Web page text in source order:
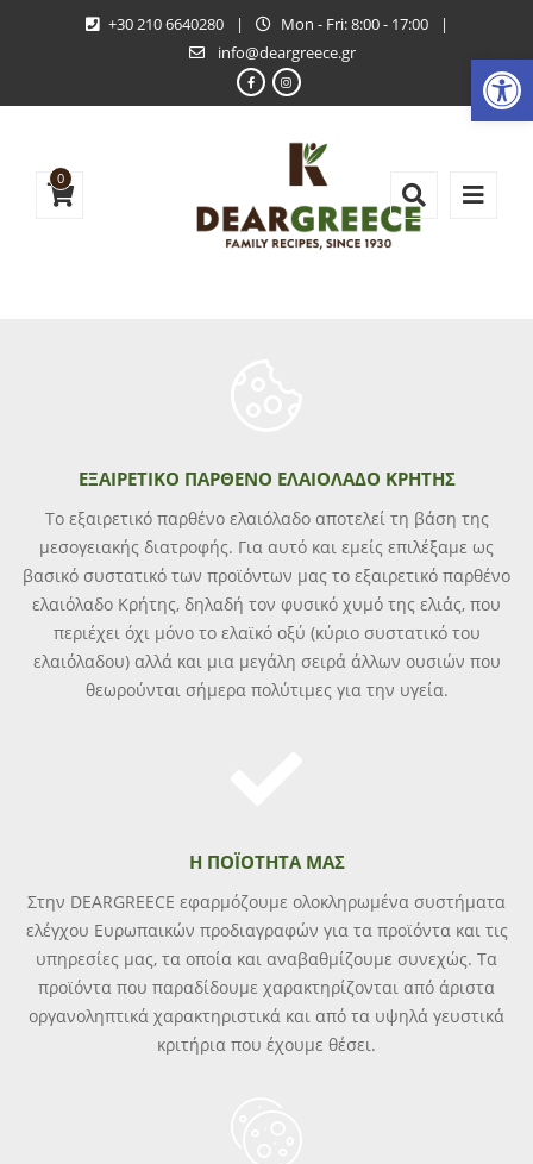
+30 210 6640280 | Mon - Fri: 8:00 - 17:00
|
info@deargreece.gr
0
ΕΞΑΙΡΕΤΙΚΌ ΠΑΡΘΈΝΟ ΕΛΑΙΌΛΑΔΟ ΚΡΉΤΗΣ
Το εξαιρετικό παρθένο ελαιόλαδο αποτελεί τη βάση της
μεσογειακής διατροφής. Για αυτό και εμείς επιλέξαμε ως
βασικό συστατικό των προϊόντων μας το εξαιρετικό παρθένο
ελαιόλαδο Κρήτης, δηλαδή τον φυσικό χυμό της ελιάς, που
περιέχει όχι μόνο το ελαϊκό οξύ (κύριο συστατικό του
ελαιόλαδου) αλλά και μια μεγάλη σειρά άλλων ουσιών που
θεωρούνται σήμερα πολύτιμες για την υγεία.
H ΠΟΪΟΤΗΤΑ ΜΑΣ
Στην DEARGREECE εφαρμόζουμε ολοκληρωμένα συστήματα
ελέγχου Ευρωπαικών προδιαγραφών για τα προϊόντα και τις
υπηρεσίες μας, τα οποία και αναβαθμίζουμε συνεχώς. Τα
προϊόντα που παραδίδουμε χαρακτηρίζονται από άριστα
οργανοληπτικά χαρακτηριστικά και από τα υψηλά γευστικά
κριτήρια που έχουμε θέσει.